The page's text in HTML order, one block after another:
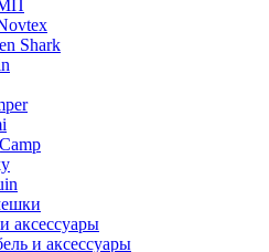
Shark
аксессуары
и аксессуары